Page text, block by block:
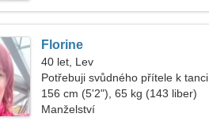
Florine
40 let, Lev
Potřebuji svůdného přítele k tanci
156 cm (5'2"), 65 kg (143 liber)
Manželství